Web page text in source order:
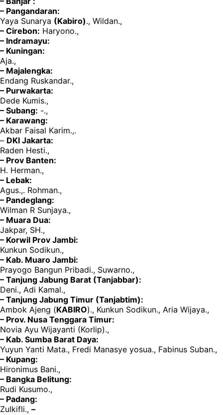
– Pangandaran:
Yaya Sunarya (Kabiro)., Wildan.,
– Cirebon: Haryono.,
– Indramayu:
– Kuningan:
Aja.,
– Majalengka:
Endang Ruskandar.,
– Purwakarta:
Dede Kumis.,
– Subang: -.,
– Karawang:
Akbar Faisal Karim.,.
– DKI Jakarta:
Raden Hesti.,
– Prov Banten:
H. Herman.,
– Lebak:
Agus.,. Rohman.,
– Pandeglang:
Wilman R Sunjaya.,
– Muara Dua:
Jakpar, SH.,
– Korwil Prov Jambi:
Kunkun Sodikun.,
– Kab. Muaro Jambi:
Prayogo Bangun Pribadi., Suwarno.,
– Tanjung Jabung Barat (Tanjabbar):
Deni., Adi Kamal.,
– Tanjung Jabung Timur (Tanjabtim):
Ambok Ajeng (KABIRO)., Kunkun Sodikun., Aria Wijaya.,
– Prov. Nusa Tenggara Timur:
Novia Ayu Wijayanti (Korlip).,
– Kab. Sumba Barat Daya:
Yuyun Yanti Mata., Fredi Manasye yosua., Fabinus Suban.,
– Kupang:
Hironimus Bani.,
– Bangka Belitung:
Rudi Kusumo.,
– Padang:
Zulkifli., –